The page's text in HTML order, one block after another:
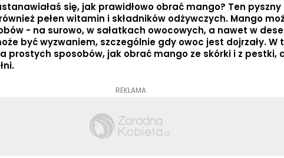
się, jak prawidłowo obrać mango? Ten
pełen witamin i składników odżywczych. Mango
- na surowo, w sałatkach owocowych, a nawet w
być wyzwaniem, szczególnie gdy owoc jest dojrzały. W
prostych sposobów, jak obrać mango ze skórki i z pestki,
REKLAMA